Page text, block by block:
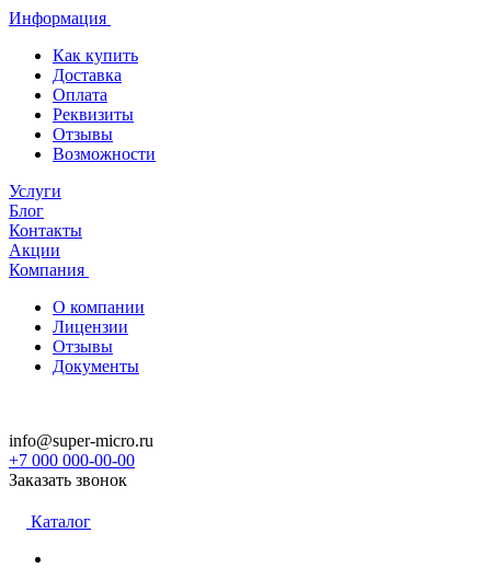
Информация
Как купить
Доставка
Оплата
Реквизиты
Отзывы
Возможности
Услуги
Блог
Контакты
Акции
Компания
О компании
Лицензии
Отзывы
Документы
info@super-micro.ru
+7 000 000-00-00
Заказать звонок
Каталог